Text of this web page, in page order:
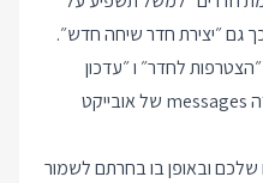
לחדר״ ו ״עדכון
רשימת הודעות״ כולן ישפיעו על שדה messages של אובייקט
שלכם ובאופן בו בחרתם לשמור